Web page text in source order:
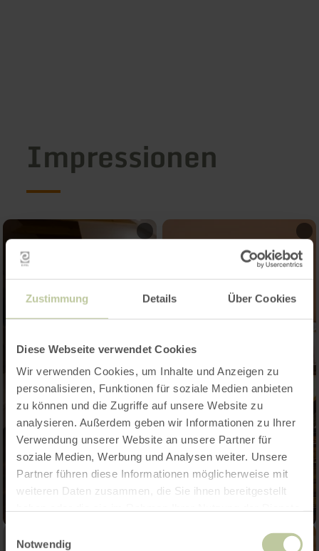
Zustimmung Details Über Cookies
Diese Webseite verwendet Cookies
Wir verwenden Cookies, um Inhalte und Anzeigen zu
personalisieren, Funktionen für soziale Medien anbieten
zu können und die Zugriffe auf unsere Website zu
analysieren. Außerdem geben wir Informationen zu Ihrer
Verwendung unserer Website an unsere Partner für
soziale Medien, Werbung und Analysen weiter. Unsere
Partner führen diese Informationen möglicherweise mit
weiteren Daten zusammen, die Sie ihnen bereitgestellt
Notwendig
Impressionen